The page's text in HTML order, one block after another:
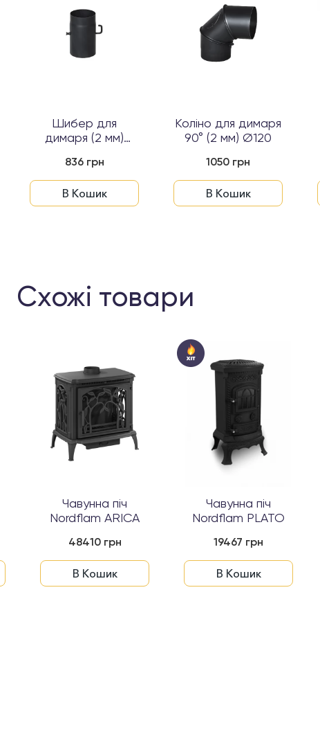
Шибер для
димаря (2 мм)
836 грн
В Кошик
Коліно для димаря
90° (2 мм) Ø120
1050 грн
В Кошик
Схожі товари
Чавунна піч
Nordflam ARICA
48410 грн
В Кошик
Чавунна піч
Nordflam PLATO
19467 грн
В Кошик